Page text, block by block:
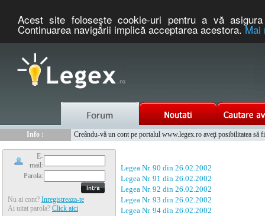
Acest site foloseşte cookie-uri pentru a vă
Continuarea navigării implică acceptarea acestora.Mai
Info :
Creându-vă un cont pe portalul www.legex.ro aveţi posibilitatea să
E-
mail:
Parola:
Nu ai cont? Inregistreaza-te
Ai uitat parola? Click aici
Legea Nr. 90 din 26.02.2002
Legea Nr. 91 din 26.02.2002
Legea Nr. 92 din 26.02.2002
Legea Nr. 93 din 26.02.2002
Legea Nr. 94 din 26.02.2002